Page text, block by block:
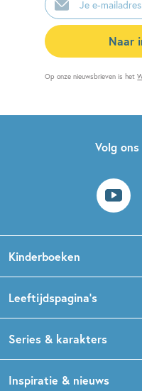
mailadres
Naar
Op onze nieuwsbrieven is het
Volg
Kinderboeken
Prentenboeken
Babyboeken
Leeftijdspagina’s
Boekentips 1,5 - 3 jaar
Series & karakters
Inspiratie & nieuws